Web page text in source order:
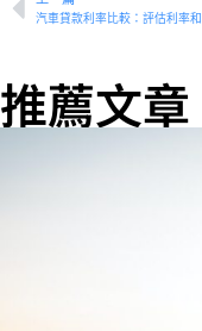
汽車貸款利率比較：評估利率
推薦文章